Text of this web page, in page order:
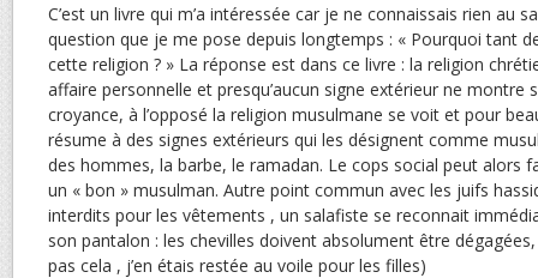
C’est un livre qui m’a intéressée car je ne connaissais rien au
question que je me pose depuis longtemps : « Pourquoi tant
cette religion ? » La réponse est dans ce livre : la religion
affaire personnelle et presqu’aucun signe extérieur ne montre
croyance, à l’opposé la religion musulmane se voit et pour
résume à des signes extérieurs qui les désignent comme
des hommes, la barbe, le ramadan. Le cops social peut alors
un « bon » musulman. Autre point commun avec les juifs
interdits pour les vêtements , un salafiste se reconnait
son pantalon : les chevilles doivent absolument être
pas cela , j’en étais restée au voile pour les filles)